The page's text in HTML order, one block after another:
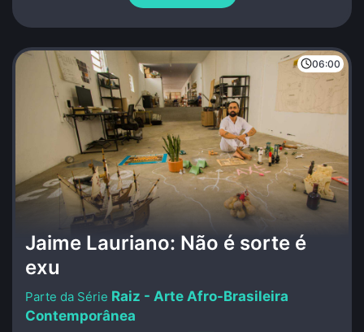
06:00
Jaime Lauriano: Não é sorte é
exu
Raiz - Arte Afro-Brasileira
Contemporânea